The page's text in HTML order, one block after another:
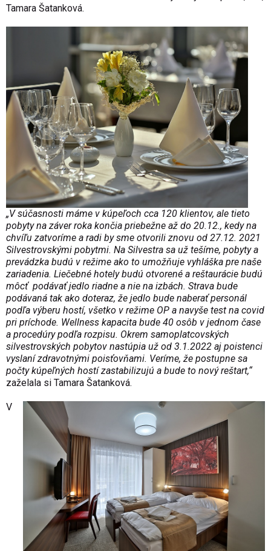
Tamara Šatanková.
„V súčasnosti máme v kúpeľoch cca 120 klientov, ale tieto
pobyty na záver roka končia priebežne až do 20.12., kedy na
chvíľu zatvoríme a radi by sme otvorili znovu od 27.12. 2021
Silvestrovskými pobytmi. Na Silvestra sa už tešíme, pobyty a
prevádzka budú v režime ako to umožňuje vyhláška pre naše
zariadenia. Liečebné hotely budú otvorené a reštaurácie budú
môcť podávať jedlo riadne a nie na izbách. Strava bude
podávaná tak ako doteraz, že jedlo bude naberať personál
podľa výberu hostí, všetko v režime OP a navyše test na covid
pri príchode. Wellness kapacita bude 40 osôb v jednom čase
a procedúry podľa rozpisu. Okrem samoplatcovských
silvestrovských pobytov nastúpia už od 3.1.2022 aj poistenci
vyslaní zdravotnými poisťovňami. Veríme, že postupne sa
počty kúpeľných hostí zastabilizujú a bude to nový reštart,“
zaželala si Tamara Šatanková.
V